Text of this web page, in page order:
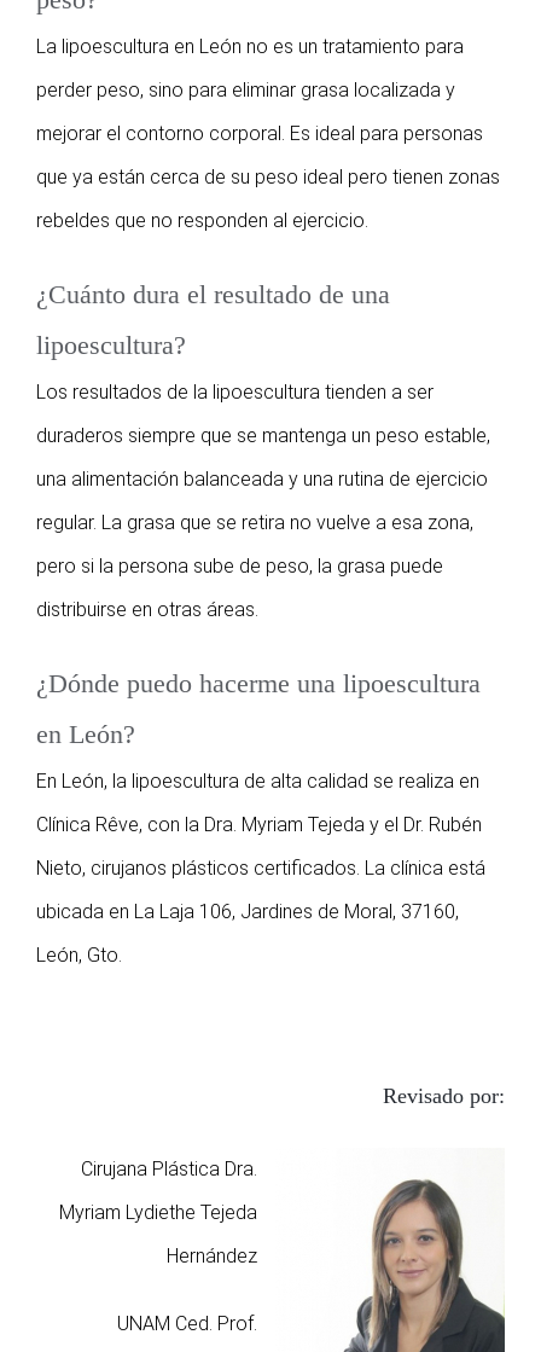
La lipoescultura en León no es un tratamiento para
perder peso, sino para eliminar grasa localizada y
mejorar el contorno corporal. Es ideal para personas
que ya están cerca de su peso ideal pero tienen zonas
rebeldes que no responden al ejercicio.
¿Cuánto dura el resultado de una
lipoescultura?
Los resultados de la lipoescultura tienden a ser
duraderos siempre que se mantenga un peso estable,
una alimentación balanceada y una rutina de ejercicio
regular. La grasa que se retira no vuelve a esa zona,
pero si la persona sube de peso, la grasa puede
distribuirse en otras áreas.
¿Dónde puedo hacerme una lipoescultura
en León?
En León, la lipoescultura de alta calidad se realiza en
Clínica Rêve, con la Dra. Myriam Tejeda y el Dr. Rubén
Nieto, cirujanos plásticos certificados. La clínica está
ubicada en La Laja 106, Jardines de Moral, 37160,
León, Gto.
Revisado por:
Cirujana Plástica Dra.
Myriam Lydiethe Tejeda
Hernández
UNAM Ced. Prof.